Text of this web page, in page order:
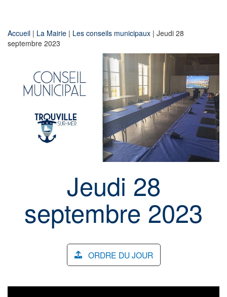
Accueil | La Mairie | Les conseils municipaux | Jeudi 28
septembre 2023
Jeudi 28
septembre 2023
ORDRE DU JOUR